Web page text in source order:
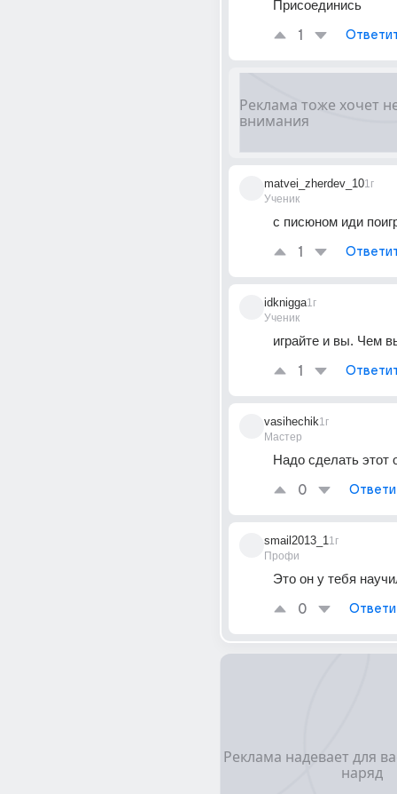
Присоединись
1
matvei_zherdev_10
Ученик
1г
с писюном иди
1
idknigga
Ученик
1г
играйте и вы. Чем
1
vasihechik
Мастер
1г
Надо сделать этот
0
smail2013_1
Профи
1г
Это он у тебя
0